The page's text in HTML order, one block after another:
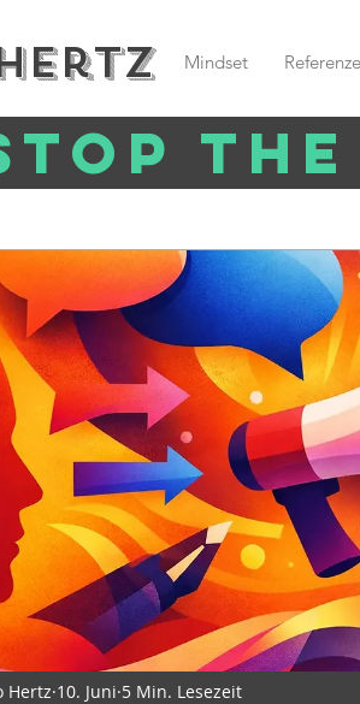
Mindset
Hertz 10. Juni 5 Min. Lesezeit